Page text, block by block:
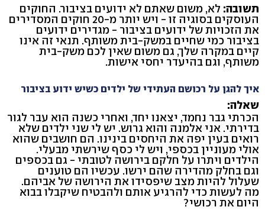
תשובה: לא, משום שאתם לא ידועים בציבור. החוקים
העוסקים בסוגיה זו - ויש יותר מ-20 חוקים המסדירים
את הזכויות של ידועים בציבור - מגדירים ידועים
בציבור כמי שחיים במשק-בית משותף. תנאי זה אינו
קיים במקרה שלך, גם משום שאין לכם משק-בית
משותף, וגם בהיעדר יחסי אישות.
איך להגן על רכושם העתידי של ילדים כשיש ידוע בציבור
שאלה:
הכרתי גבר נחמד, יצאנו יחד, ואחרי כשנה הוא עבר לגור
בדירתי. אני אלמנה והוא גרוש. יש לי שני ילדים שלא
רואים בעין יפה את היחסים בינינו. הם חושבים שהוא
אולי מעוניין בכספי, ויש לי כסף שירשתי מבעלי.
הילדים ויתרו על חלקם בירושה לטובתי - גם בכספים
וגם בחלק מהדירה שהם ירשו. עכשיו הם טוענים
שעלול להיות מצב שיפסידו את הירושה של אביהם.
מה לעשות כדי להרגיע אותם ולהבטיח שיקבלו בבוא
היום את רכושי?